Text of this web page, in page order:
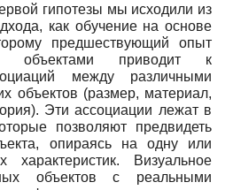
гипотезы мы исходили из
как обучение на основе
предшествующий опыт
объектами приводит к
между различными
объектов (размер, материал,
Эти ассоциации лежат в
позволяют предвидеть
опираясь на одну или
характеристик. Визуальное
объектов с реальными